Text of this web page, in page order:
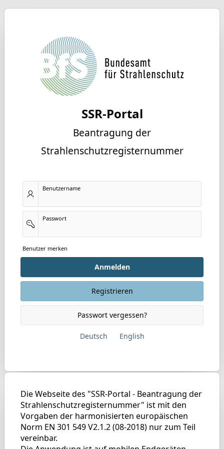
SSR-Portal
Beantragung der
Strahlenschutzregisternummer
Benutzername
Passwort
Benutzer merken
Anmelden
Registrieren
Passwort vergessen?
Deutsch English
Die Webseite des "SSR-Portal - Beantragung der
Strahlenschutzregisternummer" ist mit den
Vorgaben der harmonisierten europäischen
Norm EN 301 549 V2.1.2 (08-2018) nur zum Teil
vereinbar.